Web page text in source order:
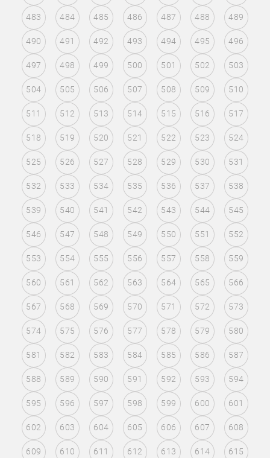
483 484 485 486 487 488 489
490 491 492 493 494 495 496
497 498 499 500 501 502 503
504 505 506 507 508 509 510
511 512 513 514 515 516 517
518 519 520 521 522 523 524
525 526 527 528 529 530 531
532 533 534 535 536 537 538
539 540 541 542 543 544 545
546 547 548 549 550 551 552
553 554 555 556 557 558 559
560 561 562 563 564 565 566
567 568 569 570 571 572 573
574 575 576 577 578 579 580
581 582 583 584 585 586 587
588 589 590 591 592 593 594
595 596 597 598 599 600 601
602 603 604 605 606 607 608
609 610 611 612 613 614 615